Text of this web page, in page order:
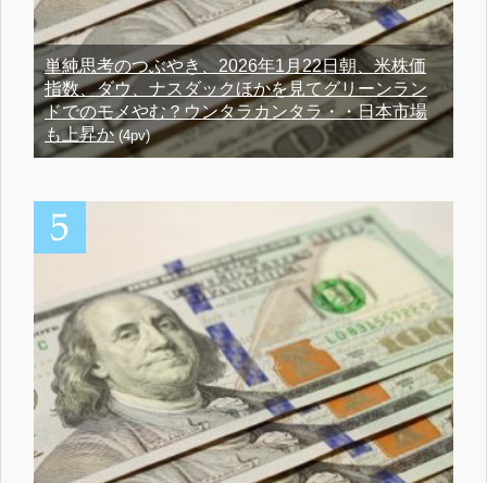
単純思考のつぶやき、2026年1月22日朝、米株価
指数、ダウ、ナスダックほかを見てグリーンラン
ドでのモメやむ？ウンタラカンタラ・・日本市場
も上昇か(4pv)